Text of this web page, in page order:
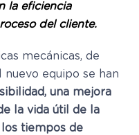
la eficiencia
del cliente.
mecánicas, de
equipo se han
una mejora
la vida útil de la
tiempos de